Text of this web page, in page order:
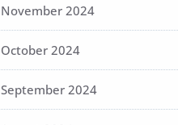
November 2024
October 2024
September 2024